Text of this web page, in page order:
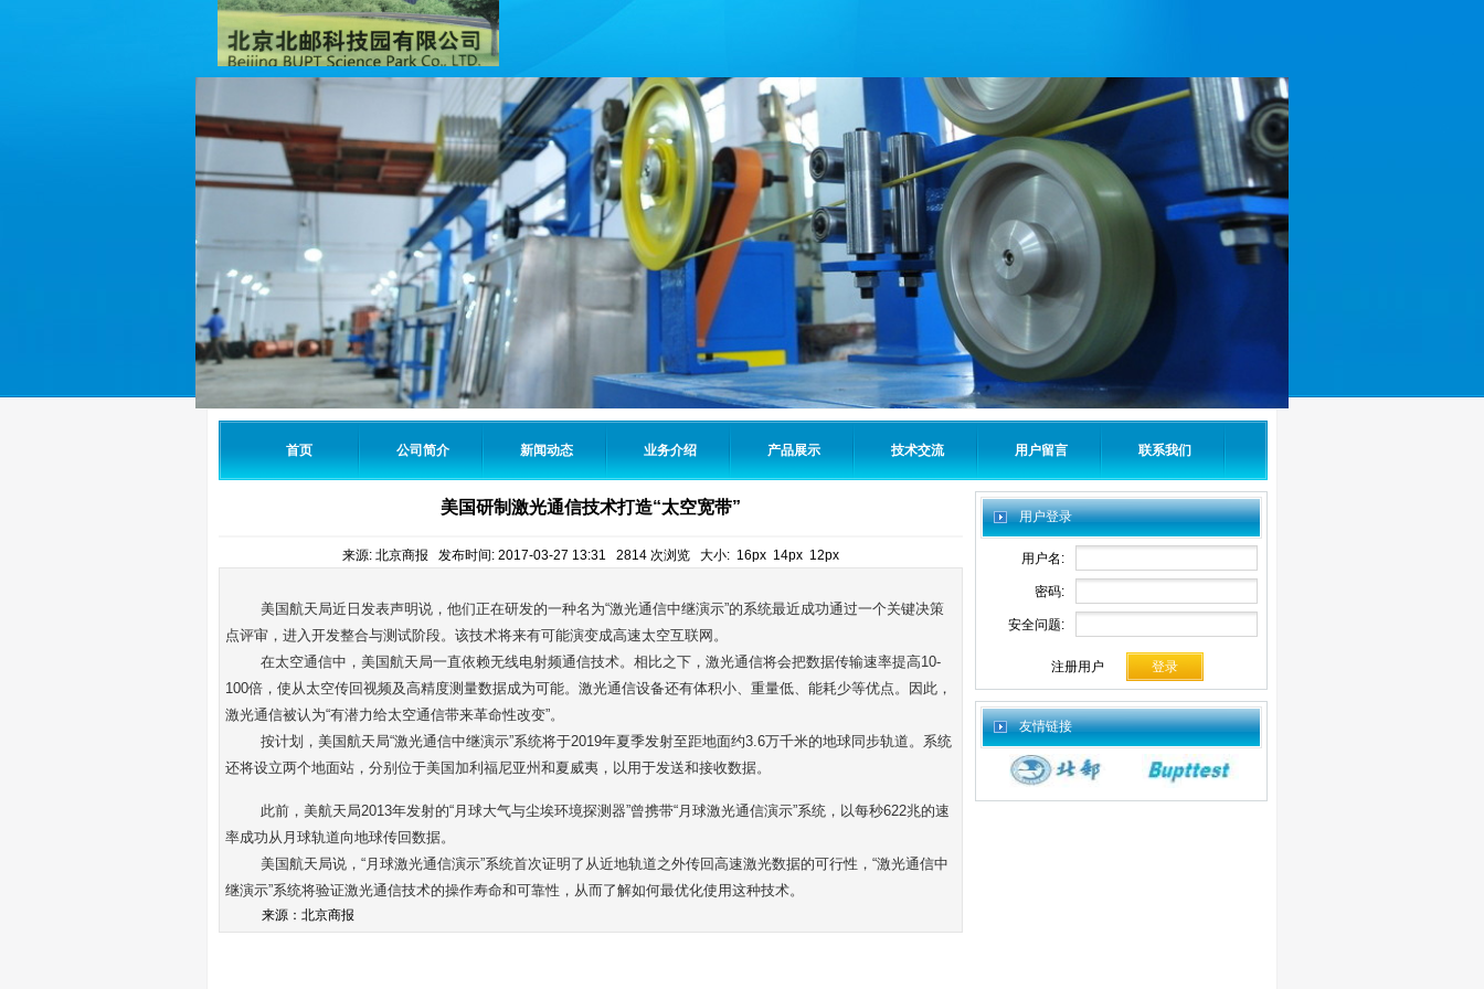
首页 公司简介 新闻动态 业务介绍 产品展示 技术交流 用户留言 联系我们
美国研制激光通信技术打造“太空宽带”
来源: 北京商报 发布时间: 2017-03-27 13:31 2814 次浏览 大小: 16px 14px 12px
美国航天局近日发表声明说，他们正在研发的一种名为“激光通信中继演示”的系统最近成功通过一个关键决策
点评审，进入开发整合与测试阶段。该技术将来有可能演变成高速太空互联网 。
在太空通信中，美国航天局一直依赖无线电射频通信技术。相比之下，激光通信将会把数据传输速率提高10-
100倍，使从太空传回视频及高精度测量数据成为可能。激光通信设备还有体积小、重量低、能耗少等优点。因此，
激光通信被认为“有潜力给太空通信带来革命性改变”。
按计划，美国航天局“激光通信中继演示”系统将于2019年夏季发射至距地面约3.6万千米的地球同步轨道。系统
还将设立两个地面站，分别位于美国加利福尼亚州和夏威夷，以用于发送和接收数据。
此前，美航天局2013年发射的“月球大气与尘埃环境探测器”曾携带“月球激光通信演示”系统，以每秒622兆的速
率成功从月球轨道向地球传回数据。
美国航天局说， “月球激光通信演示”系统首次证明了从近地轨道之外传回高速激光数据的可行性， “激光通信中
继演示”系统将验证激光通信技术的操作寿命和可靠性，从而了解如何最优化使用这种技术。
来源：北京商报
用户登录
用户名:
密码:
安全问题:
注册用户
友情链接